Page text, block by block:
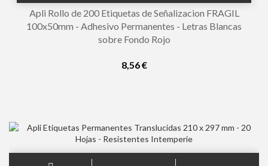
Apli Rollo de 200 Etiquetas de Señalizacion FRAGIL
100x50mm - Adhesivo Permanentes - Letras Blancas
sobre Fondo Rojo
8,56 €